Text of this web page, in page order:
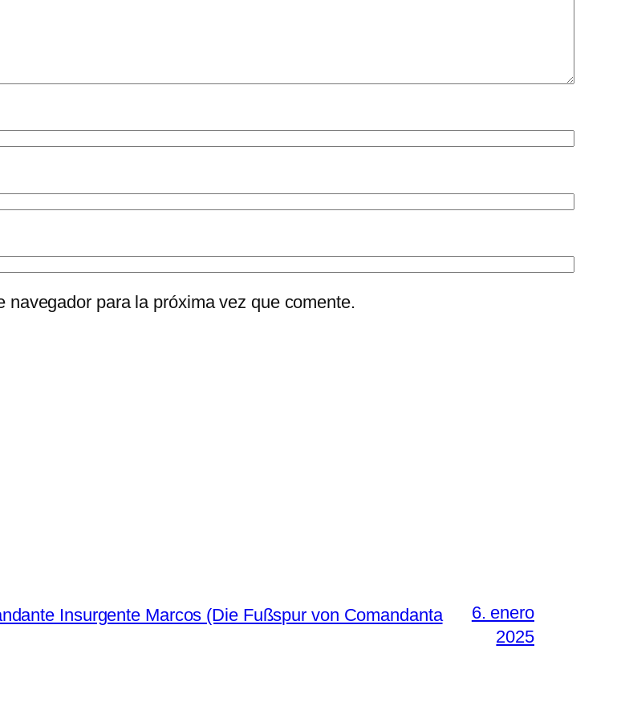
para la próxima vez que comente.
Insurgente Marcos (Die Fußspur von Comandanta
6. enero
2025